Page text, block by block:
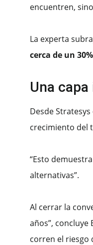
encuentren,
La experta
cerca de un 30%
Una
Desde
crecimiento del
“Esto
alternativas”.
Al cerrar la
años”, concluye
corren el riesgo